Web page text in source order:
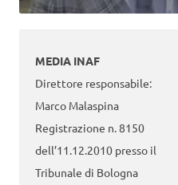
MEDIA INAF
Direttore responsabile:
Marco Malaspina
Registrazione n. 8150
dell’11.12.2010 presso il
Tribunale di Bologna